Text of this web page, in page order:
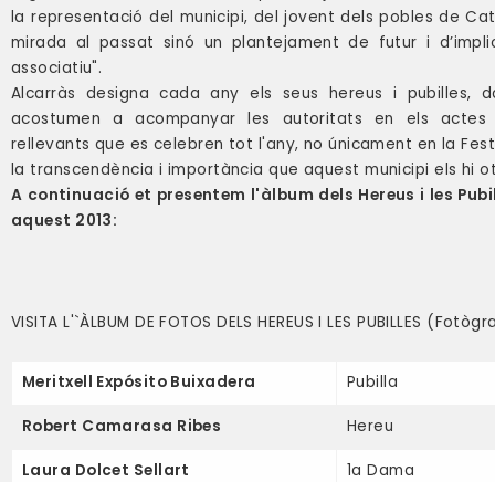
la representació del municipi, del jovent dels pobles de
mirada al passat sinó un plantejament de futur i
associatiu".
Alcarràs designa cada any els seus hereus i pubilles,
acostumen a acompanyar les autoritats en els
rellevants que es celebren tot l'any, no únicament en la
la transcendència i importància que aquest municipi els hi
A continuació et presentem l'àlbum dels Hereus i les
aquest 2013:
VISITA L'`ÀLBUM DE FOTOS DELS HEREUS I LES PUBILLES
Meritxell Expósito Buixadera Pubilla
Robert Camarasa Ribes Hereu
Laura Dolcet Sellart 1a Dama